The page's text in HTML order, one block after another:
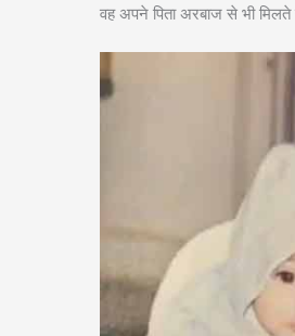
वह अपने पिता अरबाज से भी मिलते